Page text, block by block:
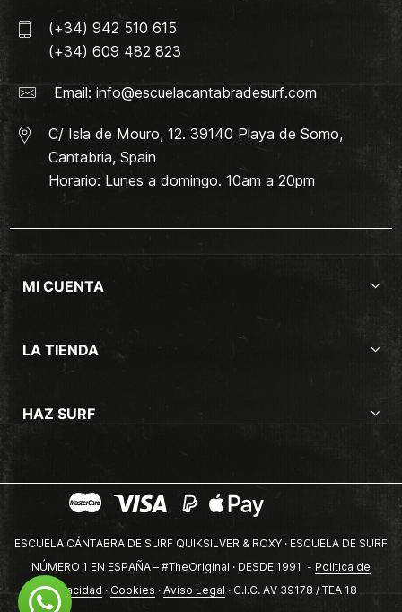
(+34) 942 510 615
(+34) 609 482 823
Email: info@escuelacantabradesurf.com
C/ Isla de Mouro, 12. 39140 Playa de Somo,
Cantabria, Spain
Horario: Lunes a domingo. 10am a 20pm
MI CUENTA
LA TIENDA
HAZ SURF
ESCUELA CÁNTABRA DE SURF QUIKSILVER & ROXY · ESCUELA DE SURF
NÚMERO 1 EN ESPAÑA – #TheOriginal · DESDE 1991 - Politica de
privacidad · Cookies · Aviso Legal · C.I.C. AV 39178 / TEA 18